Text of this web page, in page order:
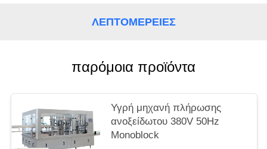
ΛΕΠΤΟΜΈΡΕΙΕΣ
παρόμοια προϊόντα
Υγρή μηχανή πλήρωσης
ανοξείδωτου 380V 50Hz
Monoblock